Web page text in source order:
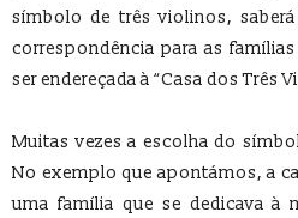
símbolo de três violinos,
correspondência para as
ser endereçada à “Casa dos Três
Muitas vezes a escolha do
No exemplo que apontámos, a
uma família que se dedicava à